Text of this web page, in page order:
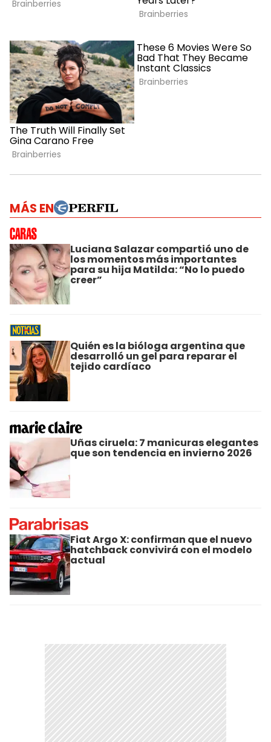
MÁS EN
Luciana Salazar compartió uno de
los momentos más importantes
para su hija Matilda: “No lo puedo
creer”
Quién es la bióloga argentina que
desarrolló un gel para reparar el
tejido cardíaco
Uñas ciruela: 7 manicuras elegantes
que son tendencia en invierno 2026
Fiat Argo X: confirman que el nuevo
hatchback convivirá con el modelo
actual